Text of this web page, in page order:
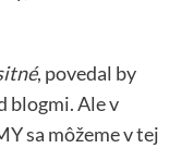
, povedal by
blogmi. Ale v
sa môžeme v tej